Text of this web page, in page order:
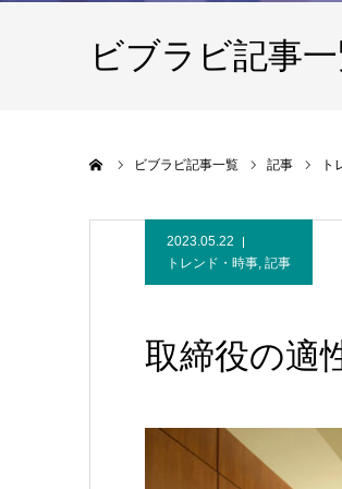
ビブラビ記事
ビブラビ記事一覧 記事 ト
2023.05.22
トレンド・時事, 記事
取締役の適